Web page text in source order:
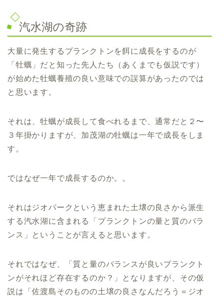
汽水湖の奇跡
大量に発生するプランクトンを餌に成長をするのが
「牡蠣」だと知った先人たち（あくまでも仮説です）
が始めた牡蠣養殖の良い意味での誤算があったのでは
と思います。
それは、牡蠣が成長して食べれるまで、通常だと２〜
３年掛かりますが、加茂湖の牡蠣は一年で成長をしま
す。
ではなぜ一年で成長するのか。。
それはジオパークという恵まれた土壌の良さから派生
する汽水湖に含まれる「プランクトンの量と質のバラ
ンス」ということが言えると思います。
それではなぜ、「質と量のバランスが良いプランクト
ンがそれほど存在するのか？」となりますが、その仮
説は「佐渡島そのものの土壌の良さなんだろう＝ジオ